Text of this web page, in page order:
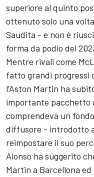
superiore al quinto
ottenuto solo una
Saudita - e non è
forma da podio del
Mentre rivali come
fatto grandi progressi
l'Aston Martin ha
importante pacchetto
comprendeva un
diffusore - introdotto
reimpostare il suo
Alonso ha suggerito
Martin a Barcellona